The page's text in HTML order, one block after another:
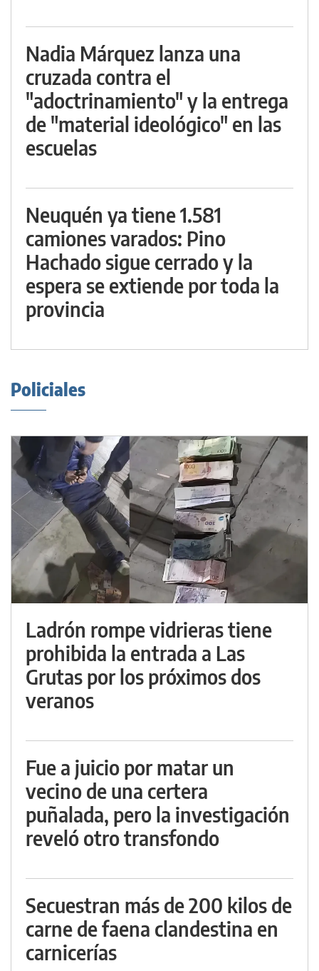
Nadia Márquez lanza una
cruzada contra el
"adoctrinamiento" y la entrega
de "material ideológico" en las
escuelas
Neuquén ya tiene 1.581
camiones varados: Pino
Hachado sigue cerrado y la
espera se extiende por toda la
provincia
Policiales
Ladrón rompe vidrieras tiene
prohibida la entrada a Las
Grutas por los próximos dos
veranos
Fue a juicio por matar un
vecino de una certera
puñalada, pero la investigación
reveló otro transfondo
Secuestran más de 200 kilos de
carne de faena clandestina en
carnicerías